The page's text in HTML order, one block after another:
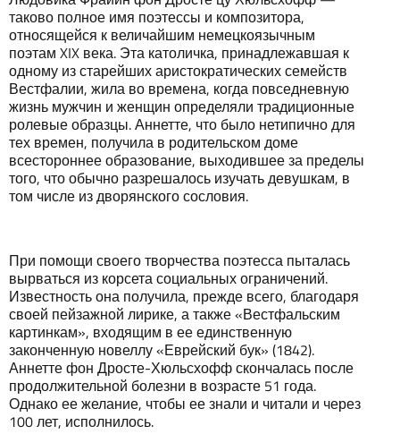
таково полное имя поэтессы и композитора,
относящейся к величайшим немецкоязычным
поэтам XIX века. Эта католичка, принадлежавшая к
одному из старейших аристократических семейств
Вестфалии, жила во времена, когда повседневную
жизнь мужчин и женщин определяли традиционные
ролевые образцы. Аннетте, что было нетипично для
тех времен, получила в родительском доме
всестороннее образование, выходившее за пределы
того, что обычно разрешалось изучать девушкам, в
том числе из дворянского сословия.
При помощи своего творчества поэтесса пыталась
вырваться из корсета социальных ограничений.
Известность она получила, прежде всего, благодаря
своей пейзажной лирике, а также «Вестфальским
картинкам», входящим в ее единственную
законченную новеллу «Еврейский бук» (1842).
Аннетте фон Дросте-Хюльсхофф скончалась после
продолжительной болезни в возрасте 51 года.
Однако ее желание, чтобы ее знали и читали и через
100 лет, исполнилось.